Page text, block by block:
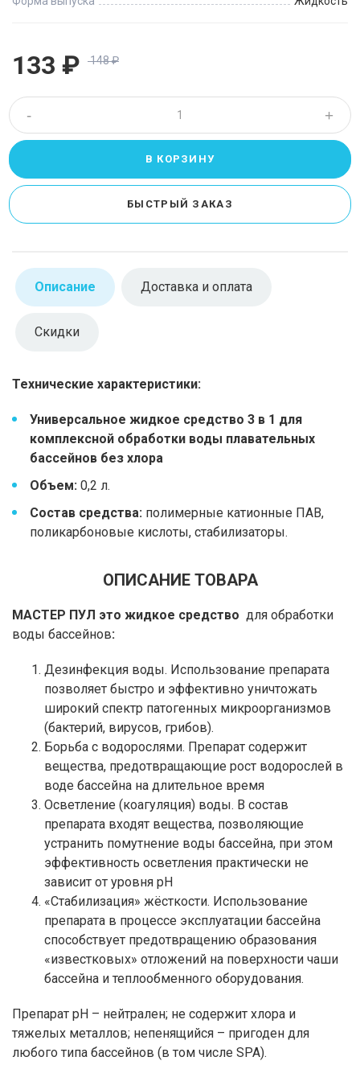
133 ₽ 148₽
- +
Описание Доставка и оплата
Скидки
Технические характеристики:
Универсальное жидкое средство 3 в 1 для
комплексной обработки воды плавательных
бассейнов без хлора
Объем: 0,2 л.
Состав средства: полимерные катионные ПАВ,
поликарбоновые кислоты, стабилизаторы.
ОПИСАНИЕ ТОВАРА
МАСТЕР ПУЛ это жидкое средство для обработки
воды бассейнов:
Дезинфекция воды. Использование препарата
позволяет быстро и эффективно уничтожать
широкий спектр патогенных микроорганизмов
(бактерий, вирусов, грибов).
Борьба с водорослями. Препарат содержит
вещества, предотвращающие рост водорослей в
воде бассейна на длительное время
Осветление (коагуляция) воды. В состав
препарата входят вещества, позволяющие
устранить помутнение воды бассейна, при этом
эффективность осветления практически не
зависит от уровня рН
«Стабилизация» жёсткости. Использование
препарата в процессе эксплуатации бассейна
способствует предотвращению образования
«известковых» отложений на поверхности чаши
бассейна и теплообменного оборудования.
Препарат рН – нейтрален; не содержит хлора и
тяжелых металлов; непенящийся – пригоден для
любого типа бассейнов (в том числе SPA).